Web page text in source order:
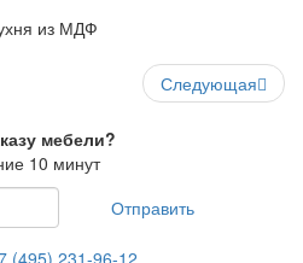
Следующая
мебели?
10 минут
Отправить
(495) 231-96-12